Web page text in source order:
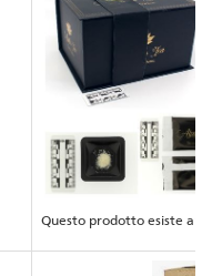
Questo prodotto esiste